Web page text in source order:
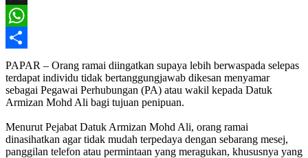
X
WhatsApp
Share
PAPAR – Orang ramai diingatkan supaya lebih berwaspada selepas
terdapat individu tidak bertanggungjawab dikesan menyamar
sebagai Pegawai Perhubungan (PA) atau wakil kepada Datuk
Armizan Mohd Ali bagi tujuan penipuan.
Menurut Pejabat Datuk Armizan Mohd Ali, orang ramai
dinasihatkan agar tidak mudah terpedaya dengan sebarang mesej,
panggilan telefon atau permintaan yang meragukan, khususnya yang